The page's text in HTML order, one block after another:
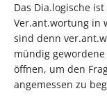
Das Dia.logische
Ver.ant.wortung in
sind denn
mündig
öffnen, um den
angemessen zu